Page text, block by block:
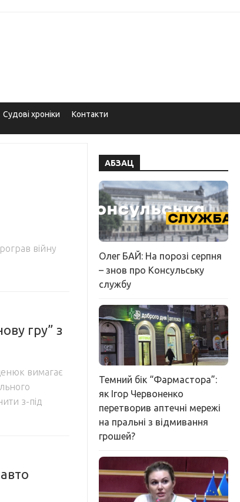
Судові хроніки Контакти
війну
гру” з
вимагає
з-під
АБЗАЦ
Олег БАЙ: На порозі серпня
– знов про Консульську
службу
Темний бік “Фармастора”:
як Ігор Червоненко
перетворив аптечні мережі
на пральні з відмивання
грошей?